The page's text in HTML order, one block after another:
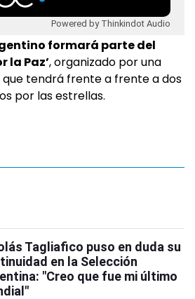
Powered by Thinkindot Audio
formará parte del
la Paz’, organizado por una
tendrá frente a frente a dos
por las estrellas.
Tagliafico puso en duda su
en la Selección
"Creo que fue mi último